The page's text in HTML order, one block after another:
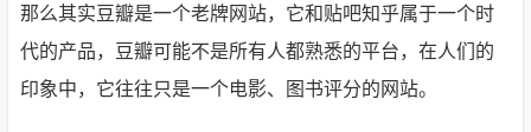
那么其实豆瓣是一个老牌网站，它和贴吧知乎属于一个时
代的产品，豆瓣可能不是所有人都熟悉的平台，在人们的
印象中，它往往只是一个电影、图书评分的网站。